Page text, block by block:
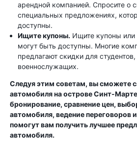
арендной компанией. Спросите о
специальных предложениях,
доступны.
Ищите купоны. Ищите купоны или
могут быть доступны. Многие
предлагают скидки для
военнослужащих.
Следуя этим советам, вы сможете
автомобиля на острове Синт-
бронирование, сравнение цен,
автомобиля, ведение переговоров
помогут вам получить лучшее
автомобиля.